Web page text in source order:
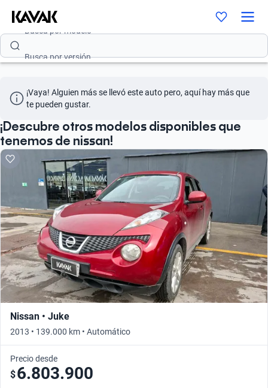
Busca por modelo
Busca por marca
Busca por modelo
Busca por versión
Busca por año
¡Vaya! Alguien más se llevó este auto pero, aquí hay más que
te pueden gustar.
¡Descubre otros modelos disponibles que
tenemos de nissan!
Nissan • Juke
2013 • 139.000 km • Automático
Precio desde
$6.803.900